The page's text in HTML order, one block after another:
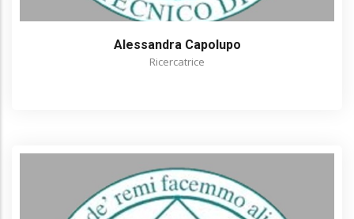
Alessandra Capolupo
Ricercatrice